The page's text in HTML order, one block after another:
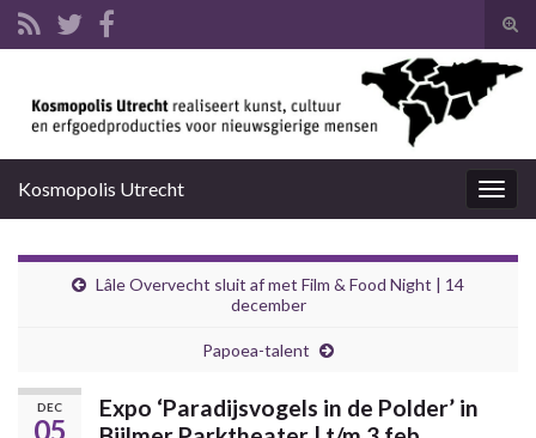
Kosmopolis Utrecht
Lâle Overvecht sluit af met Film & Food Night | 14
december
Papoea-talent
DEC
05
Expo ‘Paradijsvogels in de Polder’ in